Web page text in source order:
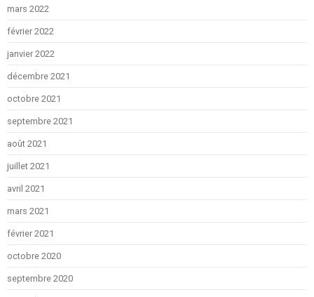
mars 2022
février 2022
janvier 2022
décembre 2021
octobre 2021
septembre 2021
août 2021
juillet 2021
avril 2021
mars 2021
février 2021
octobre 2020
septembre 2020